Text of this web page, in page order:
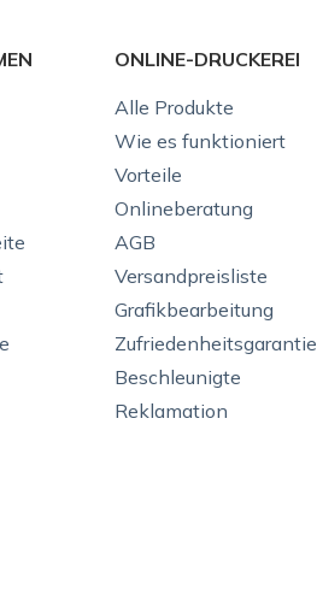
ONLINE-DRUCKEREI
Alle Produkte
Wie es funktioniert
Vorteile
Onlineberatung
AGB
Versandpreisliste
Grafikbearbeitung
Zufriedenheitsgarantie
Beschleunigte
Reklamation